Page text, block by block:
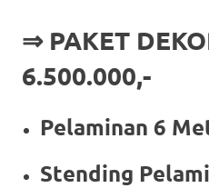
⇒ PAKET
6.500.000,-
Pelaminan 6
Stending